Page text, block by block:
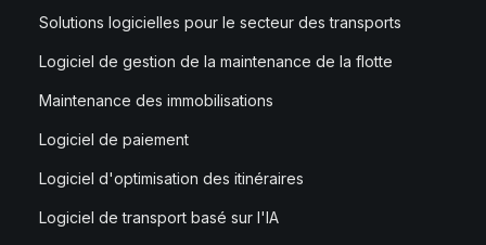
Solutions logicielles pour le secteur des transports
Logiciel de gestion de la maintenance de la flotte
Maintenance des immobilisations
Logiciel de paiement
Logiciel d'optimisation des itinéraires
Logiciel de transport basé sur l'IA